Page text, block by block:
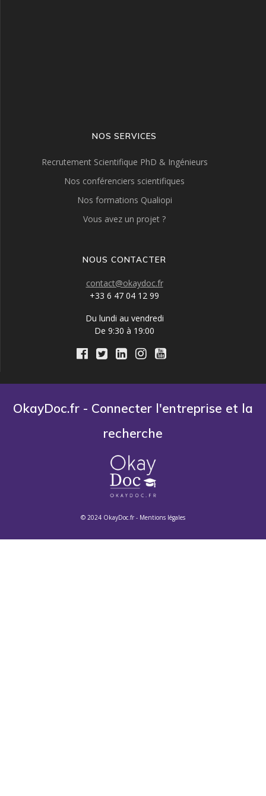
NOS SERVICES
Recrutement Scientifique PhD & Ingénieurs
Nos conférenciers scientifiques
Nos formations Qualiopi
Vous avez un projet ?
NOUS CONTACTER
contact@okaydoc.fr
+33 6 47 04 12 99
Du lundi au vendredi
De 9:30 à 19:00
OkayDoc.fr - Connecter l'entreprise et la
recherche
© 2024 OkayDoc.fr - Mentions légales